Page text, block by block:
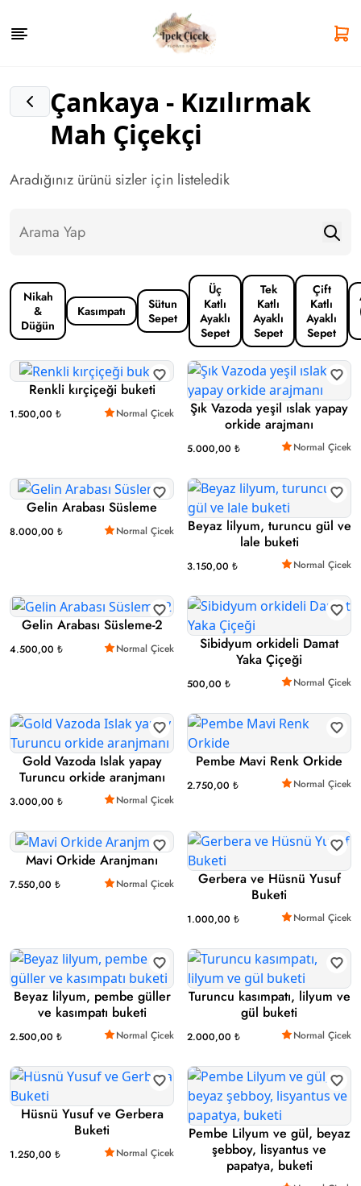
Çankaya - Kızılırmak
Mah Çiçekçi
Aradığınız ürünü sizler için listeledik
Nikah
&
Düğün
Kasımpatı
Sütun
Sepet
Üç
Katlı
Ayaklı
Sepet
Tek
Katlı
Ayaklı
Sepet
Çift
Katlı
Ayaklı
Sepet
Renkli kırçiçeği buketi
1.500,00 ₺ Normal Çicek
Şık Vazoda yeşil ıslak yapay
orkide arajmanı
5.000,00 ₺ Normal Çicek
Gelin Arabası Süsleme
8.000,00 ₺ Normal Çicek
Beyaz lilyum, turuncu gül ve
lale buketi
3.150,00 ₺ Normal Çicek
Gelin Arabası Süsleme-2
4.500,00 ₺ Normal Çicek
Sibidyum orkideli Damat
Yaka Çiçeği
500,00 ₺ Normal Çicek
Gold Vazoda Islak yapay
Turuncu orkide aranjmanı
3.000,00 ₺ Normal Çicek
Pembe Mavi Renk Orkide
2.750,00 ₺ Normal Çicek
Mavi Orkide Aranjmanı
7.550,00 ₺ Normal Çicek
Gerbera ve Hüsnü Yusuf
Buketi
1.000,00 ₺ Normal Çicek
Beyaz lilyum, pembe güller
ve kasımpatı buketi
2.500,00 ₺ Normal Çicek
Turuncu kasımpatı, lilyum ve
gül buketi
2.000,00 ₺ Normal Çicek
Hüsnü Yusuf ve Gerbera
Buketi
1.250,00 ₺ Normal Çicek
Pembe Lilyum ve gül, beyaz
şebboy, lisyantus ve
papatya, buketi